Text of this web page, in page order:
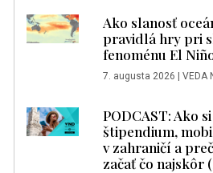
Ako slanosť
pravidlá hry pri
fenoménu El
7. augusta 2026 | VEDA
PODCAST: Ako
štipendium,
v zahraničí a
začať čo najskôr